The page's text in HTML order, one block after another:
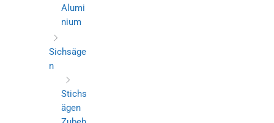
Alumi
nium
Sichsäge
n
Stichs
ägen